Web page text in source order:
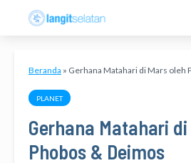
Beranda » Gerhana Matahari di Mars oleh
PLANET
Gerhana Matahari
Phobos & Deimos